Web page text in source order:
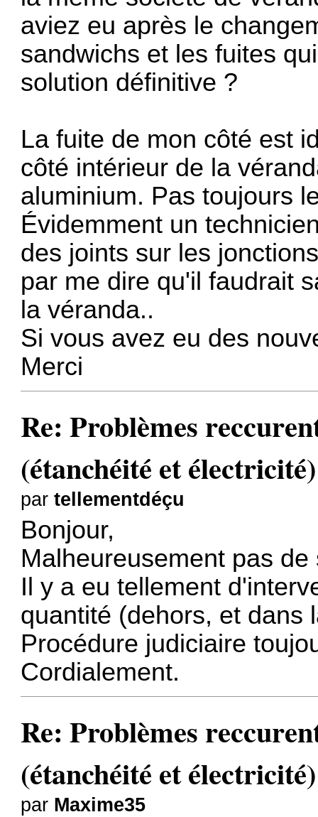
aviez eu après le
sandwichs et les fuites
solution définitive ?
La fuite de mon côté est
côté intérieur de la
aluminium. Pas toujours
Évidemment un
des joints sur les
par me dire qu'il faudrait
la véranda..
Si vous avez eu des
Merci
Re: Problèmes
(étanchéité et électricité)
partellementdéçu
Bonjour,
Malheureusement pas de
Il y a eu tellement
quantité (dehors, et dans
Procédure judiciaire
Cordialement.
Re: Problèmes
(étanchéité et électricité)
par Maxime35